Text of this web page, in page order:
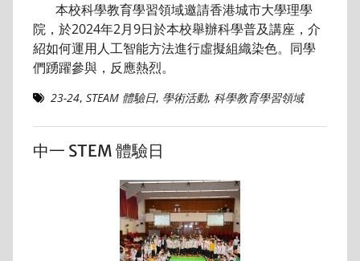
本校科學教育學習領域邀請香港城市大學理學
院，於2024年2月9日於本校舉辦科學普及講座，介
紹如何運用人工智能方法進行虛擬組織染色。同學
們踴躍參與，反應熱烈。
23-24, STEAM 體驗日, 學術活動, 科學教育學習領域
中一 STEM 體驗日